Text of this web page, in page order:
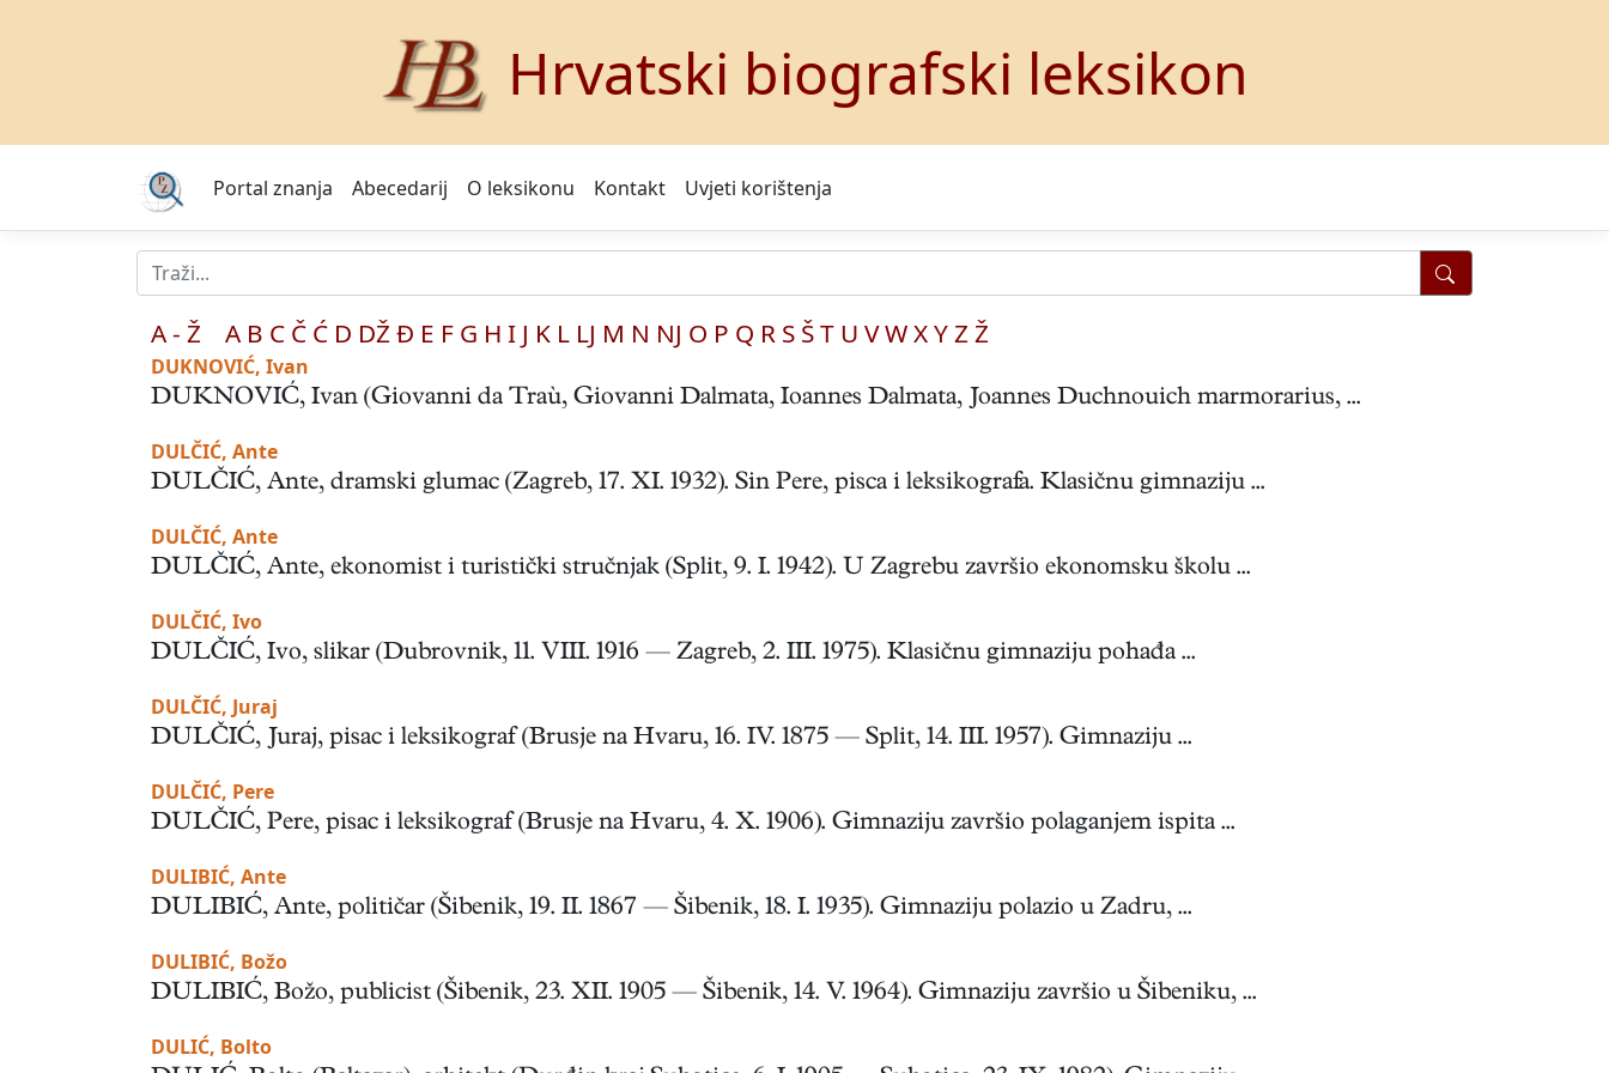
Hrvatski biografski leksikon
Portal znanja Abecedarij O leksikonu Kontakt Uvjeti korištenja
A - Ž A B C Č Ć D DŽ Đ E F G H I J K L LJ M N NJ O P Q R S ŠT U VWXYZ Ž
DUKNOVIĆ, Ivan
DUKNOVIĆ, Ivan (Giovanni da Traù, Giovanni Dalmata, Ioannes Dalmata, Joannes Duchnouich marmorarius, ...
DULČIĆ, Ante
DULČIĆ, Ante, dramski glumac (Zagreb, 17. XI. 1932). Sin Pere, pisca i leksikografa. Klasičnu gimnaziju ...
DULČIĆ, Ante
DULČIĆ, Ante, ekonomist i turistički stručnjak (Split, 9. I. 1942). U Zagrebu završio ekonomsku školu ...
DULČIĆ, Ivo
DULČIĆ, Ivo, slikar (Dubrovnik, 11. VIII. 1916 — Zagreb, 2. III. 1975). Klasičnu gimnaziju pohađa ...
DULČIĆ, Juraj
DULČIĆ, Juraj, pisac i leksikograf (Brusje na Hvaru, 16. IV. 1875 — Split, 14. III. 1957). Gimnaziju ...
DULČIĆ, Pere
DULČIĆ, Pere, pisac i leksikograf (Brusje na Hvaru, 4. X. 1906). Gimnaziju završio polaganjem ispita ...
DULIBIĆ, Ante
DULIBIĆ, Ante, političar (Šibenik, 19. II. 1867 — Šibenik, 18. I. 1935). Gimnaziju polazio u Zadru, ...
DULIBIĆ, Božo
DULIBIĆ, Božo, publicist (Šibenik, 23. XII. 1905 — Šibenik, 14. V. 1964). Gimnaziju završio u Šibeniku, ...
DULIĆ, Bolto